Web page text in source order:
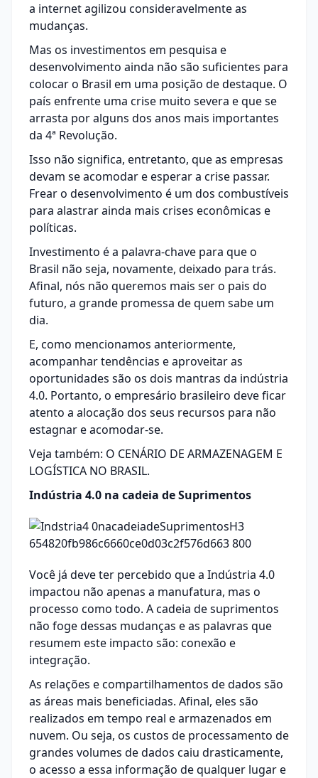
a internet agilizou consideravelmente as
mudanças.
Mas os investimentos em pesquisa e
desenvolvimento ainda não são suficientes para
colocar o Brasil em uma posição de destaque. O
país enfrente uma crise muito severa e que se
arrasta por alguns dos anos mais importantes
da 4ª Revolução.
Isso não significa, entretanto, que as empresas
devam se acomodar e esperar a crise passar.
Frear o desenvolvimento é um dos combustíveis
para alastrar ainda mais crises econômicas e
políticas.
Investimento é a palavra-chave para que o
Brasil não seja, novamente, deixado para trás.
Afinal, nós não queremos mais ser o pais do
futuro, a grande promessa de quem sabe um
dia.
E, como mencionamos anteriormente,
acompanhar tendências e aproveitar as
oportunidades são os dois mantras da indústria
4.0. Portanto, o empresário brasileiro deve ficar
atento a alocação dos seus recursos para não
estagnar e acomodar-se.
Veja também: O CENÁRIO DE ARMAZENAGEM E
LOGÍSTICA NO BRASIL.
Indústria 4.0 na cadeia de Suprimentos
Você já deve ter percebido que a Indústria 4.0
impactou não apenas a manufatura, mas o
processo como todo. A cadeia de suprimentos
não foge dessas mudanças e as palavras que
resumem este impacto são: conexão e
integração.
As relações e compartilhamentos de dados são
as áreas mais beneficiadas. Afinal, eles são
realizados em tempo real e armazenados em
nuvem. Ou seja, os custos de processamento de
grandes volumes de dados caiu drasticamente,
o acesso a essa informação de qualquer lugar e